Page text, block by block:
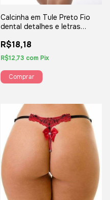
Calcinha em Tule Preto Fio
dental detalhes e letras
YAFFA
R$18,18
R$12,73 com Pix